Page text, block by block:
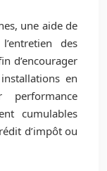
une aide de
des
d’encourager
en
cumulables
d’impôt ou